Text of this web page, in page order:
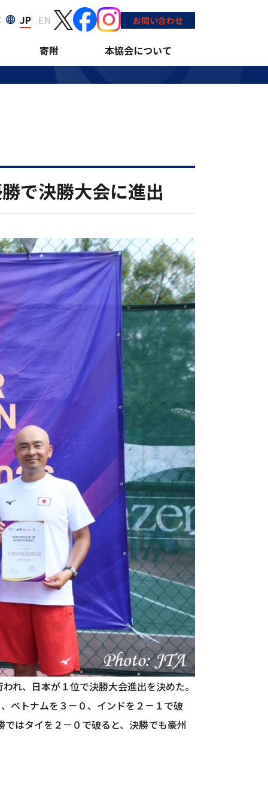
JP EN お問い合わせ
寄附 本協会について
続の優勝で決勝大
で決勝大会に進出
れ、日本が１位で決勝大会進出を決めた。
ベトナムを３－０、インドを２－１で破
はタイを２－０で破ると、決勝でも豪州